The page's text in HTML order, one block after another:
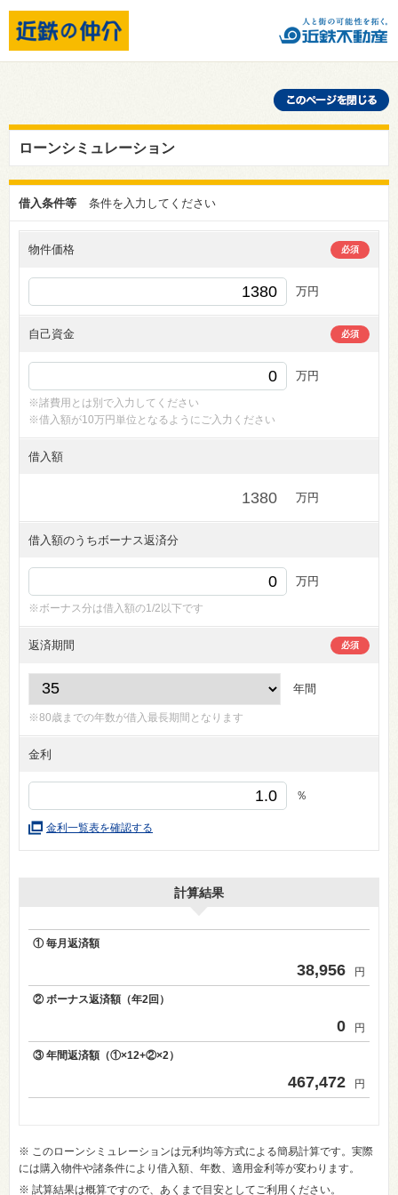
ローンシミュレーション
借入条件等 条件を入力してください
物件価格 必須
万円
自己資金 必須
万円
※諸費用とは別で入力してください
※借入額が10万円単位となるようにご入力ください
借入額
万円
借入額のうちボーナス返済分
万円
※ボーナス分は借入額の1/2以下です
返済期間 必須
年間
※80歳までの年数が借入最長期間となります
金利
％
金利一覧表を確認する
計算結果
① 毎月返済額
38,956 円
② ボーナス返済額（年2回）
0 円
③ 年間返済額（①×12+②×2）
467,472 円
※ このローンシミュレーションは元利均等方式による簡易計算です。実際
には購入物件や諸条件により借入額、年数、適用金利等が変わります。
※ 試算結果は概算ですので、あくまで目安としてご利用ください。